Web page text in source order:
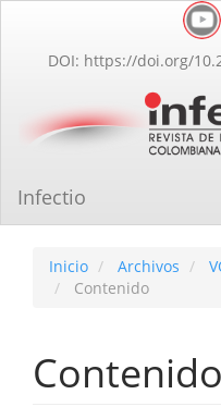
Contenido
principal
lateral
DOI: https://doi.org/
Infectio
Inicio Archivos
Contenido
Contenido